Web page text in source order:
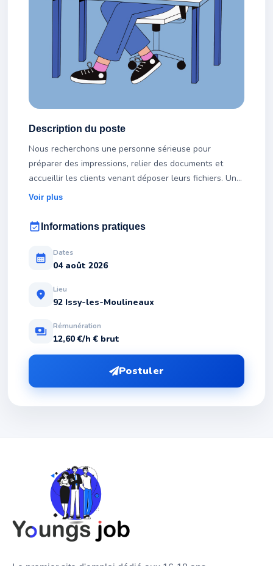
Description du poste
Nous recherchons une personne sérieuse pour
préparer des impressions, relier des documents et
accueillir les clients venant déposer leurs fichiers. Une
formation sera assurée.
Voir plus
event_available Informations pratiques
calendar_month Dates
04 août 2026
location_on Lieu
92 Issy-les-Moulineaux
payments Rémunération
12,60 €/h € brut
Postuler